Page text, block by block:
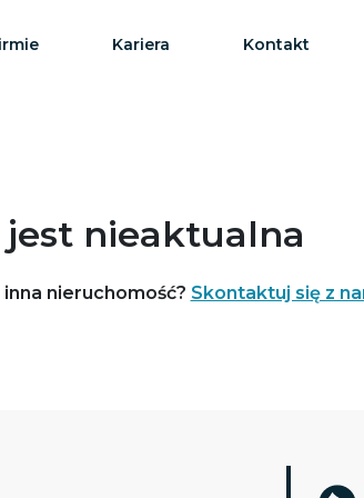
Kariera Kontakt
nieaktualna
nieruchomość? Skontaktuj się z